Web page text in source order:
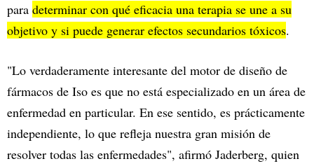
para determinar con qué eficacia una terapia se une a su
objetivo y si puede generar efectos secundarios tóxicos.
"Lo verdaderamente interesante del motor de diseño de
fármacos de Iso es que no está especializado en un área de
enfermedad en particular. En ese sentido, es prácticamente
independiente, lo que refleja nuestra gran misión de
resolver todas las enfermedades", afirmó Jaderberg, quien